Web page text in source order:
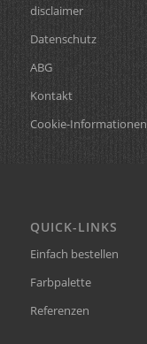
disclaimer
Datenschutz
ABG
Kontakt
Cookie-Informationen
QUICK-LINKS
Einfach bestellen
Farbpalette
Referenzen